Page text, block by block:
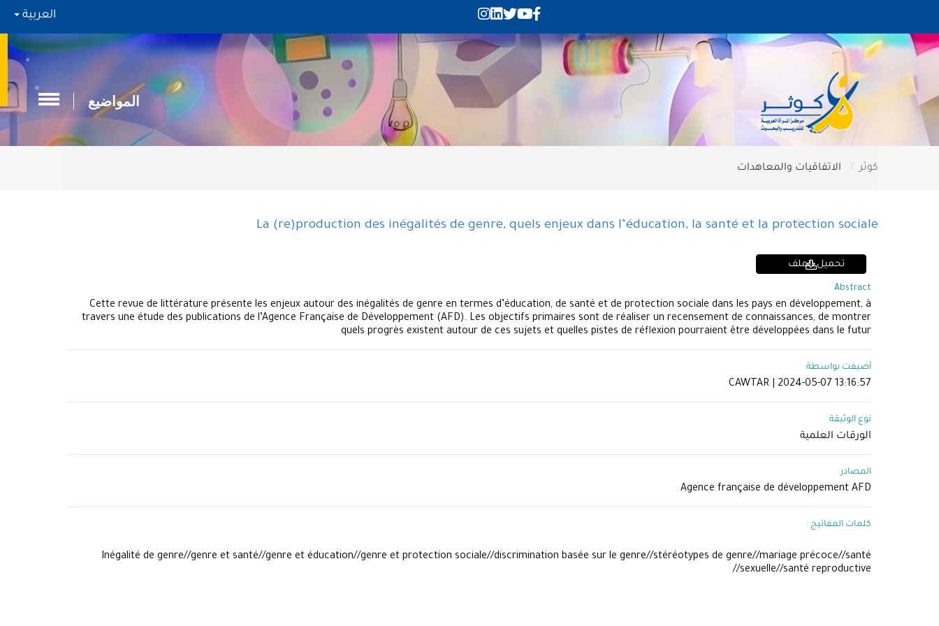
العربية
المواضيع
كوثر الاتفاقيات والمعاهدات
La (re)production des inégalités de genre, quels enjeux dans l’éducation, la santé et la protection sociale
تحميل الملف
Abstract
Cette revue de littérature présente les enjeux autour des inégalités de genre en termes d’éducation, de santé et de protection sociale dans les pays en développement, à
travers une étude des publications de l’Agence Française de Développement (AFD). Les objectifs primaires sont de réaliser un recensement de connaissances, de montrer
quels progrès existent autour de ces sujets et quelles pistes de réflexion pourraient être développées dans le futur
أضيفت بواسطة
CAWTAR | 2024-05-07 13:16:57
نوع الوثيقة
الورقات العلمية
المصادر
Agence française de développement AFD
كلمات المفاتيح :
Inégalité de genre//genre et santé//genre et éducation//genre et protection sociale//discrimination basée sur le genre//stéréotypes de genre//mariage précoce//santé
sexuelle//santé reproductive//